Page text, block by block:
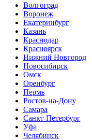
Волгоград
Воронеж
Екатеринбург
Казань
Краснодар
Красноярск
Нижний Новгород
Новосибирск
Омск
Оренбург
Пермь
Ростов-на-Дону
Самара
Санкт-Петербург
Уфа
Челябинск